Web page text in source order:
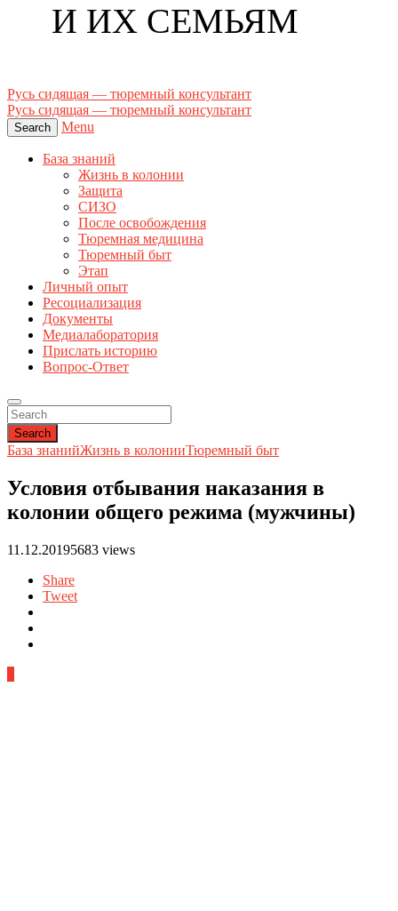
И ИХ СЕМЬЯМ
Русь сидящая — тюремный консультант
Русь сидящая — тюремный консультант
Search Menu
База знаний
Жизнь в колонии
Защита
СИЗО
После освобождения
Тюремная медицина
Тюремный быт
Этап
Личный опыт
Ресоциализация
Документы
Медиалаборатория
Прислать историю
Вопрос-Ответ
Search
База знанийЖизнь в колонииТюремный быт
Условия отбывания наказания в
колонии общего режима (мужчины)
11.12.20195683 views
Share
Tweet